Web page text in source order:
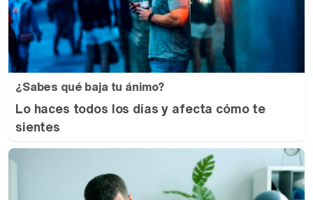
¿Sabes qué baja tu ánimo?
Lo haces todos los días y afecta cómo te
sientes